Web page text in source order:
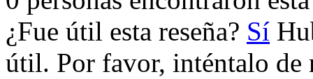
¿Fue útil esta reseña? Sí
útil. Por favor, inténtalo de